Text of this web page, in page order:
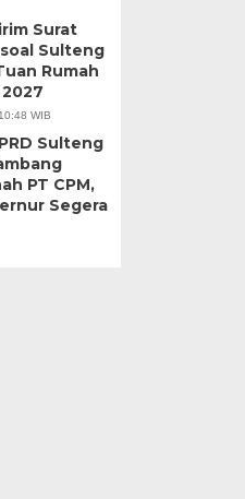
Mantra hilirisasi terus…
Surat
Sulteng
Rumah
2027
WIB
Sulteng
PT CPM,
Segera